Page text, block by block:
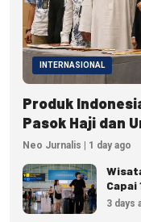
INTERNASIONAL
Produk
Pasok Haji dan
Neo Jurnalis | 1 day ago
Capai
3 days